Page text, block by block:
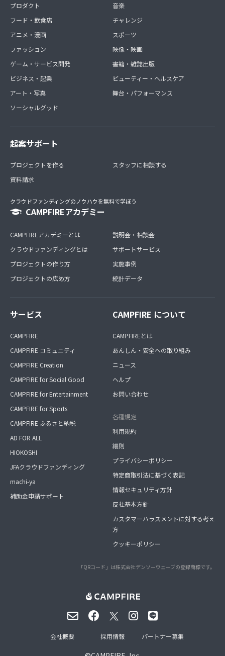
プロダクト
フード・飲食店
アニメ・漫画
ファッション
ゲーム・サービス開発
ビジネス・起業
アート・写真
ソーシャルグッド
音楽
チャレンジ
スポーツ
映像・映画
書籍・雑誌出版
ビューティー・ヘルスケア
舞台・パフォーマンス
起案サポート
プロジェクトを作る
資料請求
スタッフに相談する
クラウドファンディングのノウハウを無料で学ぼう
CAMPFIREアカデミー
CAMPFIREアカデミーとは
クラウドファンディングとは
プロジェクトの作り方
プロジェクトの広め方
説明会・相談会
サポートサービス
実施事例
統計データ
サービス
CAMPFIRE
CAMPFIRE コミュニティ
CAMPFIRE Creation
CAMPFIRE for Social Good
CAMPFIRE for Entertainment
CAMPFIRE for Sports
CAMPFIRE ふるさと納税
AD FOR ALL
HIOKOSHI
JFAクラウドファンディング
machi-ya
補助金申請サポート
CAMPFIRE について
CAMPFIREとは
あんしん・安全への取り組み
ニュース
ヘルプ
お問い合わせ
各種規定
利用規約
細則
プライバシーポリシー
特定商取引法に基づく表記
情報セキュリティ方針
反社基本方針
カスタマーハラスメントに対する考え
方
クッキーポリシー
「QRコード」は株式会社デンソーウェーブの登録商標です。
会社概要 採用情報 パートナー募集